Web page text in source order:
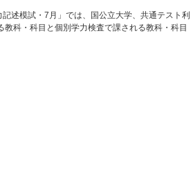
模試・7月」では、国公立大学、共通テスト利
科・科目と個別学力検査で課される教科・科目